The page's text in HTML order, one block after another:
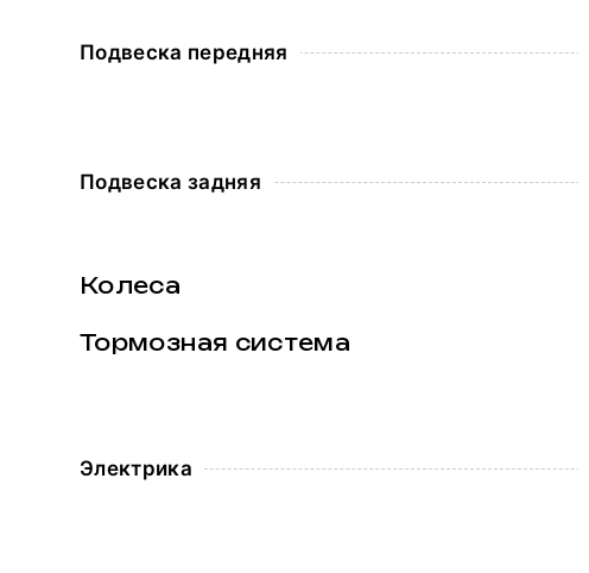
Подвеска передняя
Подвеска задняя
Колеса
Тормозная система
Электрика